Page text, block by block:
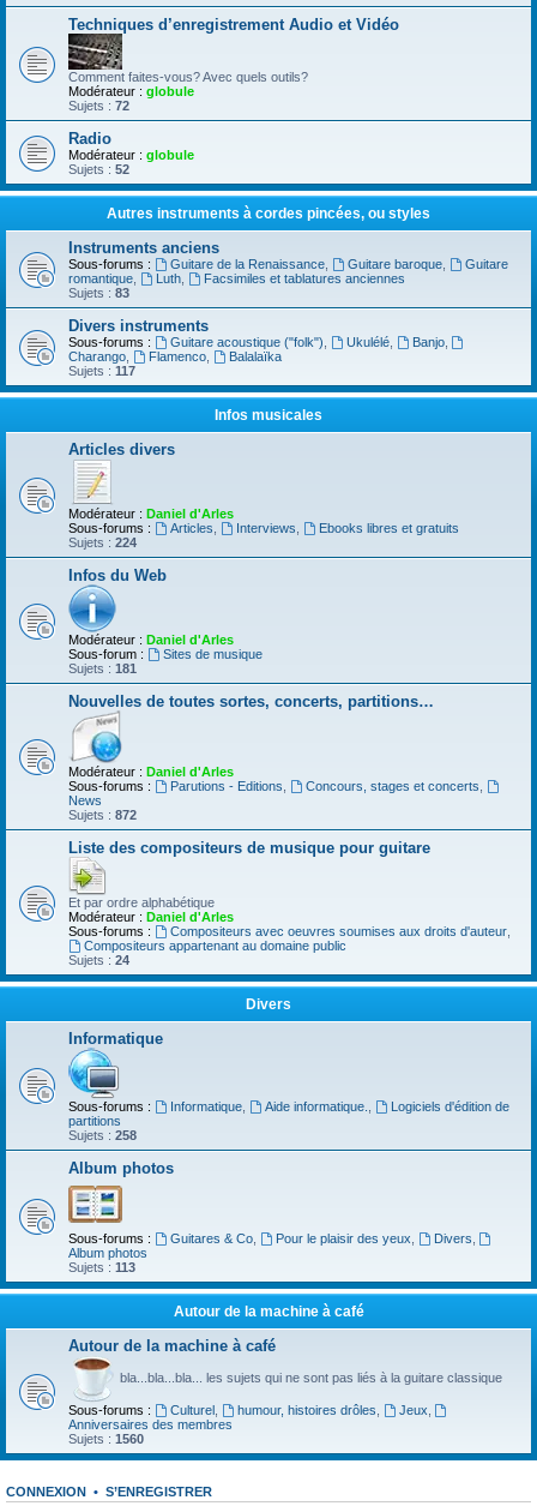
Techniques d’enregistrement Audio et Vidéo
Comment faites-vous? Avec quels outils?
Modérateur : globule
Sujets : 72
Radio
Modérateur : globule
Sujets : 52
Autres instruments à cordes pincées, ou styles
Instruments anciens
Sous-forums : Guitare de la Renaissance, Guitare baroque,
Guitare
romantique
Luth,
Facsimiles et tablatures anciennes
Sujets : 83
Divers instruments
Sous-forums : Guitare acoustique ("folk") Ukulélé, Banjo,
Charango
Flamenco,
Balalaïka
Sujets : 117
Infos musicales
Articles divers
Modérateur : Daniel d'Arles
Sous-forums :
Articles Interviews
Ebooks libres et gratuits
Sujets : 224
Infos du Web
Modérateur : Daniel d'Arles
Sous-forum :
Sites de musique
Sujets : 181
Nouvelles de toutes sortes, concerts, partitions…
Modérateur : Daniel d'Arles
Sous-forums :
Parutions - Editions Concours, stages et concerts
News
Sujets : 872
Liste des compositeurs de musique pour guitare
Et par ordre alphabétique
Modérateur : Daniel d'Arles
Sous-forums :
Compositeurs avec oeuvres soumises aux droits d'auteur,
Compositeurs appartenant au domaine public
Sujets : 24
Divers
Informatique
Sous-forums : Informatique, Aide informatique.
Logiciels d'édition de
partitions
Sujets : 258
Album photos
Sous-forums : Guitares & Co, Pour le plaisir des yeux Divers
Album photos
Sujets : 113
Autour de la machine à café
Autour de la machine à café
bla...bla...bla... les sujets qui ne sont pas liés à la guitare classique
Sous-forums : Culturel, humour, histoires drôles Jeux
Anniversaires des membres
Sujets : 1560
CONNEXION • S’ENREGISTRER